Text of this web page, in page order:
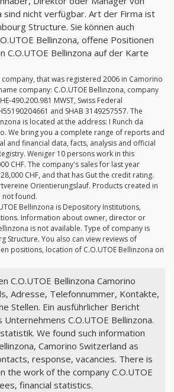
sind nicht verfügbar. Art der Firma ist
Structure. Sie können auch
Bellinzona, offene Positionen
C.O.UTOE Bellinzona auf der Karte
company, that was registered 2006 in Camorino
company: C.O.UTOE Bellinzona, company
490.200.981 MWST, Swiss Federal
and SHAB 3149257557. The
is located at the address: I Runch da
We bring you a complete range of reports and
and financial data, facts, analysis and official
Weniger 10 persons work in this
CHF. The company's sales for last year
CHF, and that has Gut the credit rating.
Orientierungslauf. Products created in
not found.
Bellinzona is Depository Institutions,
Information about owner, director or
is not available. Type of company is
Structure. You also can view reviews of
positions, location of C.O.UTOE Bellinzona on
C.O.UTOE Bellinzona Camorino
Adresse, Telefonnummer, Kontakte,
Stellen. Ein ausführlicher Bericht
C.O.UTOE Bellinzona.
We found such information
Camorino Switzerland as
response, vacancies. There is
the work of the company C.O.UTOE
financial statistics.